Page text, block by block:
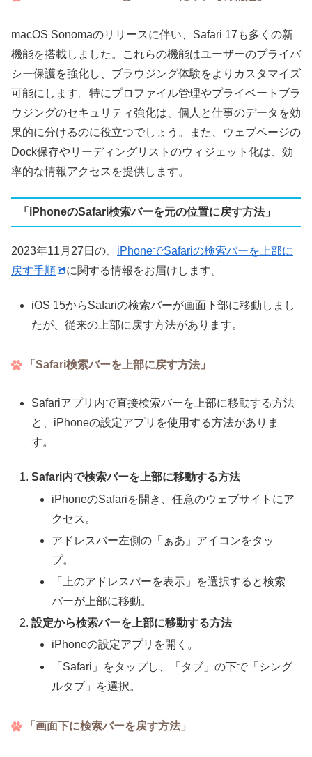
macOS Sonomaのリリースに伴い、Safari 17も多くの新
機能を搭載しました。これらの機能はユーザーのプライバ
シー保護を強化し、ブラウジング体験をよりカスタマイズ
可能にします。特にプロファイル管理やプライベートブラ
ウジングのセキュリティ強化は、個人と仕事のデータを効
果的に分けるのに役立つでしょう。また、ウェブページの
Dock保存やリーディングリストのウィジェット化は、効
率的な情報アクセスを提供します。
「iPhoneのSafari検索バーを元の位置に戻す方法」
2023年11月27日の、 iPhoneでSafariの検索バーを上部に
戻す手順
に関する情報をお届けします。
iOS 15からSafariの検索バーが画面下部に移動しまし
たが、従来の上部に戻す方法があります。
「Safari検索バーを上部に戻す方法」
Safariアプリ内で直接検索バーを上部に移動する方法
と、iPhoneの設定アプリを使用する方法がありま
す。
Safari内で検索バーを上部に移動する方法
iPhoneのSafariを開き、任意のウェブサイトにア
クセス。
アドレスバー左側の「ぁあ」アイコンをタッ
プ。
「上のアドレスバーを表示」を選択すると検索
バーが上部に移動。
設定から検索バーを上部に移動する方法
iPhoneの設定アプリを開く。
「Safari」をタップし、「タブ」の下で「シング
ルタブ」を選択。
「画面下に検索バーを戻す方法」